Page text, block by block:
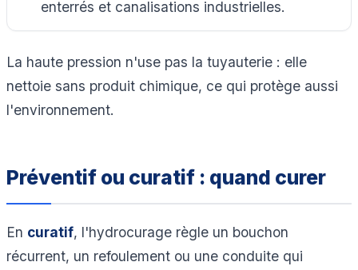
enterrés et canalisations industrielles.
La haute pression n'use pas la tuyauterie : elle
nettoie sans produit chimique, ce qui protège aussi
l'environnement.
Préventif ou curatif : quand curer
En curatif, l'hydrocurage règle un bouchon
récurrent, un refoulement ou une conduite qui